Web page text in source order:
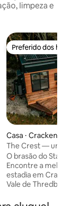
limpeza e
avaliação média de
Preferido dos
Preferido dos
Casa ⋅
The Crest — uma
vista incrível
O brasão do Stay
Encontre a
estadia em
Vale de Thredbo
vistas